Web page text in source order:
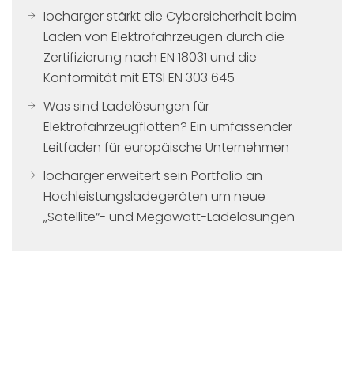
Iocharger stärkt die Cybersicherheit beim
Laden von Elektrofahrzeugen durch die
Zertifizierung nach EN 18031 und die
Konformität mit ETSI EN 303 645
Was sind Ladelösungen für
Elektrofahrzeugflotten? Ein umfassender
Leitfaden für europäische Unternehmen
Iocharger erweitert sein Portfolio an
Hochleistungsladegeräten um neue
„Satellite“- und Megawatt-Ladelösungen